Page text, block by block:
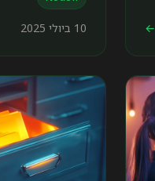
← 10 ביולי 2025